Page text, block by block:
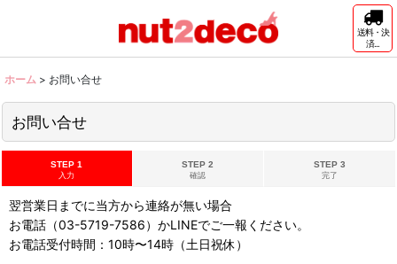
送料・決
済...
ホーム > お問い合せ
お問い合せ
STEP 1
入力
STEP 2
確認
STEP 3
完了
翌営業日までに当方から連絡が無い場合
お電話（03-5719-7586）かLINEでご一報ください。
お電話受付時間：10時〜14時（土日祝休）